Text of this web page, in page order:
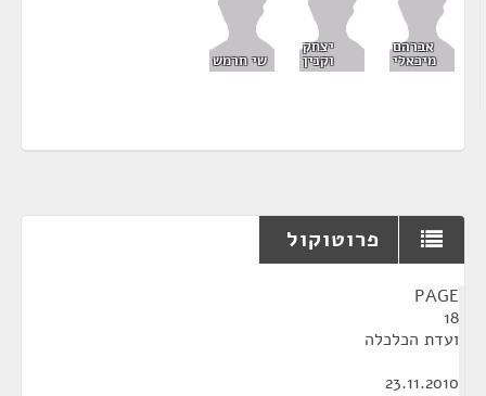
אברהם
מיכאלי
יצחק
וקנין שי חרמש
פרוטוקול
PAGE
18
ועדת הכלכלה
23.11.2010